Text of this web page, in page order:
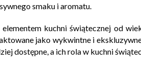
smaku i aromatu.
kuchni świątecznej od
jako wykwintne i
dostępne, a ich rola w kuchni